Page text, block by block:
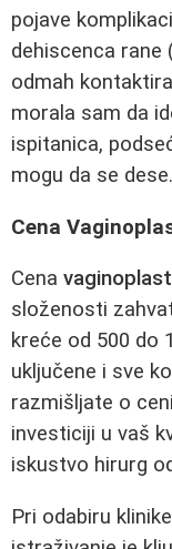
pojave
dehiscenca rane
odmah
morala sam da
ispitanica,
mogu da se dese.
Cena
Cena
složenosti
kreće od 500 do
uključene i sve
razmišljate o
investiciji u vaš
iskustvo hirurg
Pri odabiru